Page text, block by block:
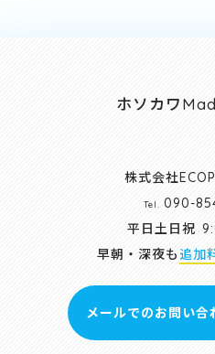
ホソカワ
株式会社
Tel.
090-
平日土日祝
早朝・深夜も 追加
メールでのお問い合